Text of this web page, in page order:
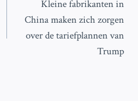
Kleine fabrikanten in
China maken zich zorgen
over de tariefplannen van
Trump